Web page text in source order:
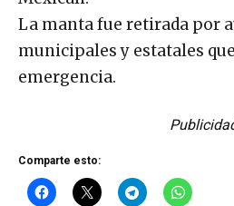
La manta fue retirada por
municipales y estatales
emergencia.
Comparte esto: